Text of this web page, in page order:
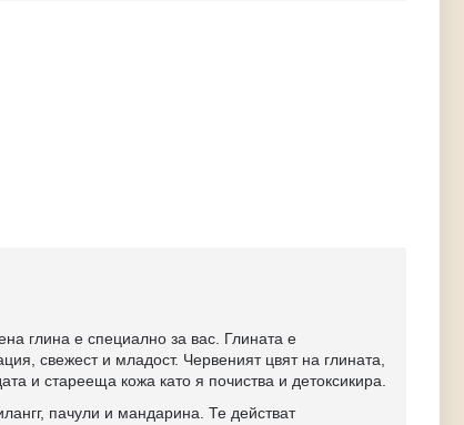
глина е специално за вас. Глината е
свежест и младост. Червеният цвят на глината,
и старееща кожа като я почиства и детоксикира.
пачули и мандарина. Те действат